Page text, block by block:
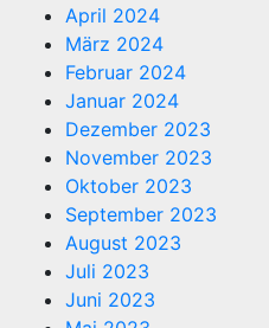
April 2024
März 2024
Februar 2024
Januar 2024
Dezember 2023
November 2023
Oktober 2023
September 2023
August 2023
Juli 2023
Juni 2023